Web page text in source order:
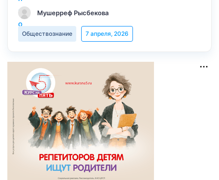
Мушерреф Рысбекова
Обществознание 7 апреля, 2026